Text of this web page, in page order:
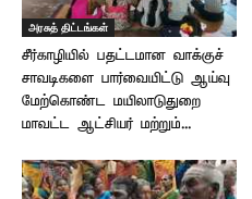
அரசுத் திட்டங்கள்
சீர்காழியில் பதட்டமான வாக்குச்
சாவடிகளை பார்வையிட்டு ஆய்வு
மேற்கொண்ட மயிலாடுதுறை
மாவட்ட ஆட்சியர் மற்றும்...